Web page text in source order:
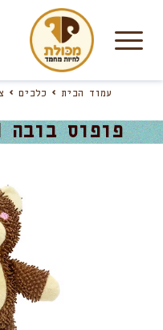
עמוד הבית כלבים
פופוס בובה TOUGH לכלב דוב